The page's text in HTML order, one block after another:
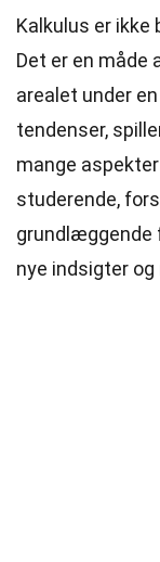
Kalkulus er ikke
Det er en måde
arealet under
tendenser,
mange
studerende,
grundlæggende
nye indsigter og